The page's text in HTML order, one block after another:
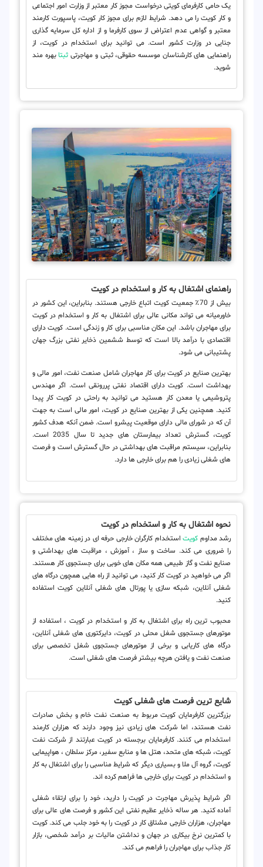
یک حامی کارفرمای کویتی درخواست مجوز کار معتبر از وزارت امور اجتماعی
و کار کویت را می دهد. شرایط لازم برای مجوز کار کویت، پاسپورت کارمند
معتبر و گواهی عدم اعتراض از سوی کارفرما و از اداره کل سرمایه گذاری
جنایی در وزارت کشور است. می توانید برای استخدام در کویت، از
راهنمایی های کارشناسان موسسه حقوقی، ثبتی و مهاجرتی ثبتابهره مند
شوید.
راهنمای اشتغال به کار و استخدام در کویت
بیش از 70٪ جمعیت کویت اتباع خارجی هستند. بنابراین، این کشور در
خاورمیانه می تواند مکانی عالی برای اشتغال به کار و استخدام در کویت
برای مهاجران باشد. این مکان مناسبی برای کار و زندگی است. کویت دارای
اقتصادی با درآمد بالا است که توسط ششمین ذخایر نفتی بزرگ جهان
پشتیبانی می شود.
بهترین صنایع در کویت برای کار مهاجران شامل صنعت نفت، امور مالی و
بهداشت است. کویت دارای اقتصاد نفتی پررونقی است. اگر مهندس
پتروشیمی یا معدن کار هستید می توانید به راحتی در کویت کار پیدا
کنید. همچنین یکی از بهترین صنایع در کویت، امور مالی است به جهت
آن که در شورای مالی دارای موقعیت پیشرو است. ضمن آنکه هدف کشور
کویت، گسترش تعداد بیمارستان های جدید تا سال 2035 است.
بنابراین، سیستم مراقبت های بهداشتی در حال گسترش است و فرصت
های شغلی زیادی را هم برای خارجی ها دارد.
نحوه اشتغال به کار و استخدام در کویت
رشد مداوم کویت استخدام کارگران خارجی حرفه ای در زمینه های مختلف
را ضروری می کند. ساخت و ساز ، آموزش ، مراقبت های بهداشتی و
صنایع نفت و گاز طبیعی همه مکان های خوبی برای جستجوی کار هستند.
اگر می خواهید در کویت کار کنید، می توانید از راه هایی همچون درگاه های
شغلی آنلاین، شبکه سازی یا پورتال های شغلی آنلاین کویت استفاده
کنید.
محبوب ترین راه برای اشتغال به کار و استخدام در کویت ، استفاده از
موتورهای جستجوی شغل محلی در کویت، دایرکتوری های شغلی آنلاین،
درگاه های کاریابی و برخی از موتورهای جستجوی شغل تخصصی برای
صنعت نفت و یافتن هرچه بیشتر فرصت های شغلی است.
شایع ترین فرصت های شغلی کویت
بزرگترین کارفرمایان کویت مربوط به صنعت نفت خام و بخش صادرات
نفت هستند، اما شرکت های زیادی نیز وجود دارند که هزاران کارمند
استخدام می کنند. کارفرمایان برجسته در کویت عبارتند از شرکت نفت
کویت، شبکه های متحد، هتل ها و منابع سفیر، مرکز سلطان ، هواپیمایی
کویت، گروه آل ملا و بسیاری دیگر که شرایط مناسبی را برای اشتغال به کار
و استخدام در کویت برای خارجی ها فراهم کرده اند.
اگر شرایط پذیرش مهاجرت در کویت را دارید، خود را برای ارتقاء شغلی
آماده کنید. هر ساله ذخایر عظیم نفتی این کشور و فرصت های عالی برای
مهاجران، هزاران خارجی مشتاق کار در کویت را به خود جلب می کند. کویت
با کمترین نرخ بیکاری در جهان و نداشتن مالیات بر درآمد شخصی، بازار
کار جذاب برای مهاجران را فراهم می کند.